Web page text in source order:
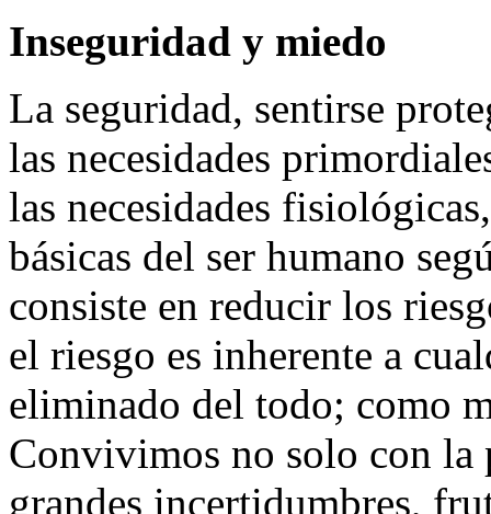
Inseguridad y miedo
La seguridad, sentirse
las necesidades
las necesidades
básicas del ser humano
consiste en reducir los
el riesgo es inherente a
eliminado del todo; como
Convivimos no solo con la
grandes incertidumbres,